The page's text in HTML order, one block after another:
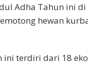
Adha Tahun ini
hewan
ini terdiri dari 18